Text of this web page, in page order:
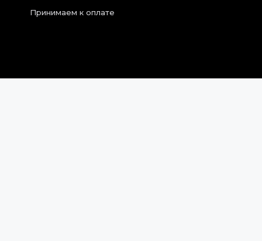
Принимаем к оплате